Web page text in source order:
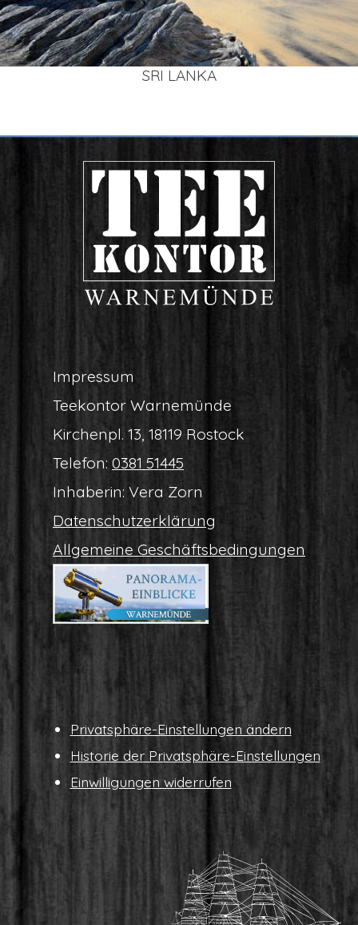
SRI LAN­KA
Impres­sum
Tee­kon­tor Warnemünde
Kir­chen­pl. 13, 18119 Rostock
Tele­fon: 0381 51445
Inha­be­rin: Vera Zorn
Daten­schutz­er­klä­rung
All­ge­mei­ne Geschäftsbedingungen
Pri­vat­sphä­re-Ein­stel­lun­gen ändern
His­to­rie der Privatsphäre-Einstellungen
Ein­wil­li­gun­gen widerrufen